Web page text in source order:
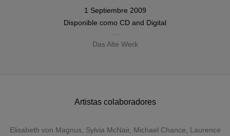
1 Septiembre 2009
Disponible como CD and Digital
Das Alte Werk
Artistas colaboradores
Elisabeth von Magnus, Sylvia McNair, Michael Chance, Laurence